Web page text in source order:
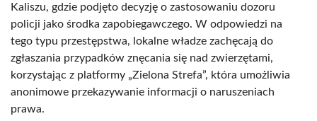
Kaliszu, gdzie podjęto decyzję o zastosowaniu dozoru
policji jako środka zapobiegawczego. W odpowiedzi na
tego typu przestępstwa, lokalne władze zachęcają do
zgłaszania przypadków znęcania się nad zwierzętami,
korzystając z platformy „Zielona Strefa”, która umożliwia
anonimowe przekazywanie informacji o naruszeniach
prawa.